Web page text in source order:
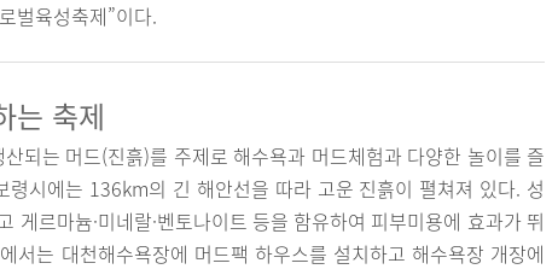
벌육성축제”이다.
는 축제
되는 머드(진흙)를 주제로 해수욕과 머드체험과 다양한 놀이를 즐
령시에는 136km의 긴 해안선을 따라 고운 진흙이 펼쳐져 있다. 성
게르마늄·미네랄·벤토나이트 등을 함유하여 피부미용에 효과가 뛰
서는 대천해수욕장에 머드팩 하우스를 설치하고 해수욕장 개장에